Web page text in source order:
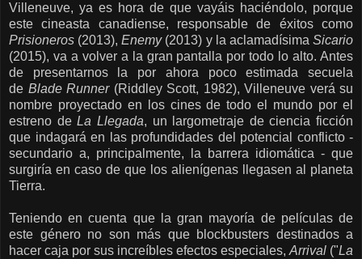
Villeneuve, ya es hora de que vayáis haciéndolo, porque
este cineasta canadiense, responsable de éxitos como
Prisioneros (2013),Enemy (2013) y la aclamadísimaSicario
(2015), va a volver a la gran pantalla por todo lo alto. Antes
de presentarnos la por ahora poco estimada secuela
de Blade Runner(Riddley Scott, 1982), Villeneuve verá su
nombre proyectado en los cines de todo el mundo por el
estreno deLa Llegada, un largometraje de ciencia ficción
que indagará en las profundidades del potencial conflicto -
secundario a, principalmente, la barrera idiomática - que
surgiría en caso de que los alienígenas llegasen al planeta
Tierra.
Teniendo en cuenta que la gran mayoría de películas de
este género no son más que blockbusters destinados a
hacer caja por sus increíbles efectos especiales, Arrival ("La